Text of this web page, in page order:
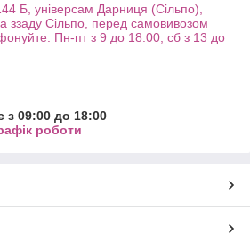
Б, універсам Дарниця (Сільпо),
ззаду Сільпо, перед самовивозом
Пн-пт з 9 до 18:00, сб з 13 до
з 09:00 до 18:00
роботи